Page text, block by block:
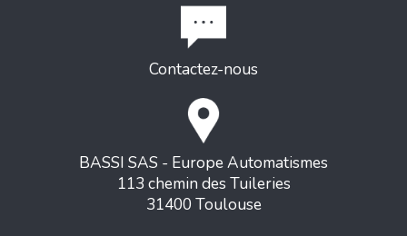
Contactez-nous
BASSI SAS - Europe Automatismes
113 chemin des Tuileries
31400 Toulouse